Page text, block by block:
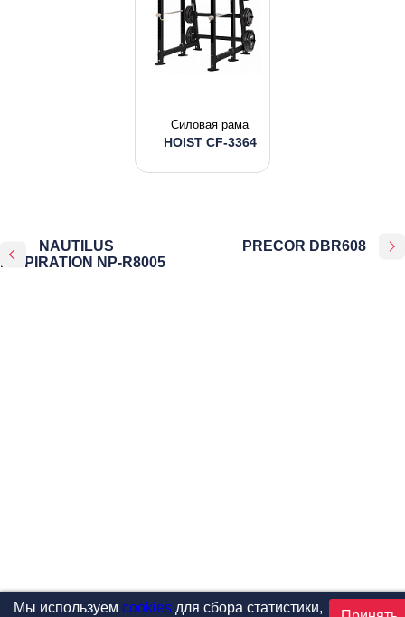
Силовая рама
HOIST CF-3364
NAUTILUS
INSPIRATION NP-R8005
PRECOR DBR608
Мы используем cookiesдля сбора статистики,